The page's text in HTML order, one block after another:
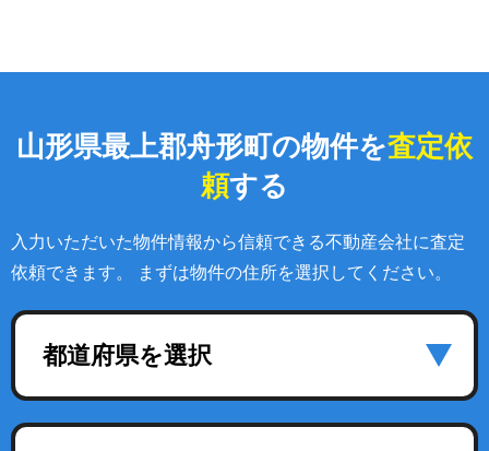
山形県最上郡舟形町の物件を査定依
頼する
入力いただいた物件情報から信頼できる不動産会社に査定
依頼できます。 まずは物件の住所を選択してください。
都道府県を選択